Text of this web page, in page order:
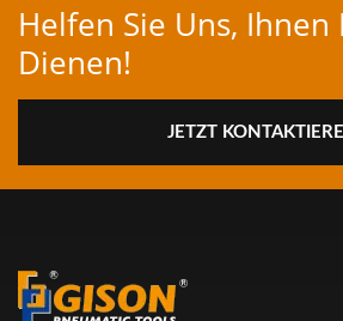
Helfen Sie Uns, Ihnen
Dienen!
JETZT